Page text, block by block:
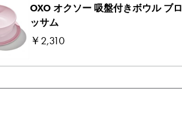
OXO オクソー 吸盤付きボウル ブロ
ッサム
￥2,310